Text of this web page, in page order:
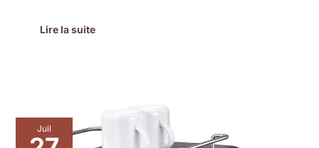
Lire la suite
Juil
Test
: